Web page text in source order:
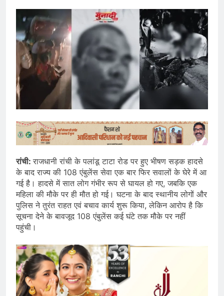
रांची:राजधानी रांची के पलांडू टाटा रोड पर हुए भीषण सड़क हादसे
के बाद राज्य की 108 एंबुलेंस सेवा एक बार फिर सवालों के घेरे में आ
गई है। हादसे में सात लोग गंभीर रूप से घायल हो गए, जबकि एक
महिला की मौके पर ही मौत हो गई। घटना के बाद स्थानीय लोगों और
पुलिस ने तुरंत राहत एवं बचाव कार्य शुरू किया, लेकिन आरोप है कि
सूचना देने के बावजूद 108 एंबुलेंस कई घंटे तक मौके पर नहीं
पहुंची।